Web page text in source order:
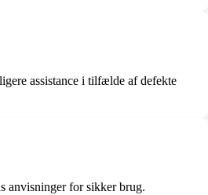
assistance i tilfælde af defekte
anvisninger for sikker brug.